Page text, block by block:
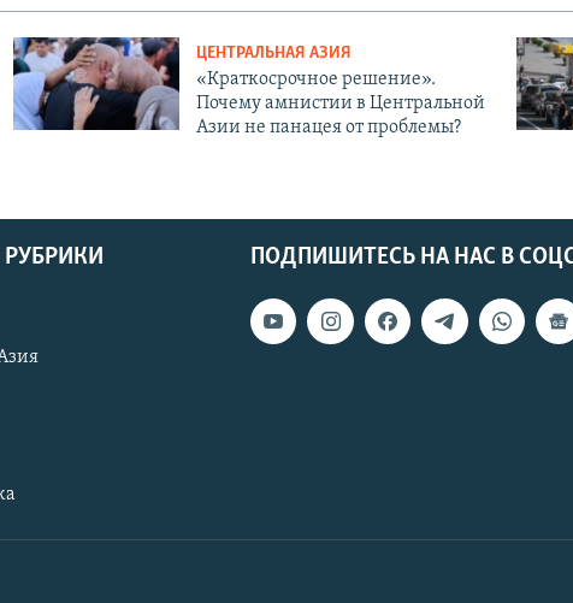
ЦЕНТРАЛЬНАЯ АЗИЯ
«Краткосрочное решение».
Почему амнистии в Центральной
Азии не панацея от проблемы?
ПОДПИШИТЕСЬ НА НАС В